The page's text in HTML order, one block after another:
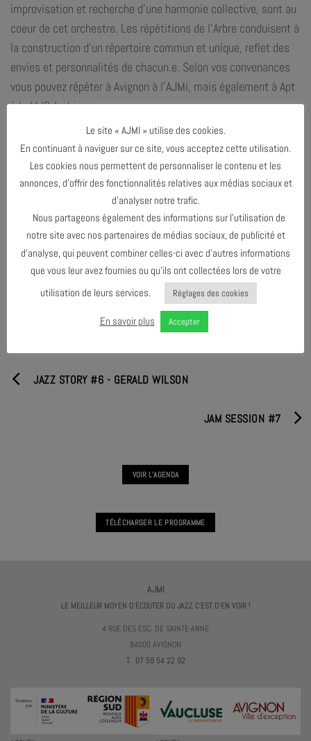
improvisation et recherche d’une harmonie collective, sont au
coeur de cet orchestre. Les répétitions de l’Arbre conduisent à
la construction d’un répertoire commun et unique, reflet des
envies et personnalités de chacun.e. Selon vos convenances
vous pouvez répéter à Avignon à l’AJMi, mais également à Apt
à la MJC Archipop.
Tarif : 75€ pour le semestre
Inscription aux ateliers de l’AJMi : info@ajmi.fr —
07.59.54.22.92
PARTAGER & COMMENTER
JAZZ STORY #6 - GERALD WILSON
JAM SESSION #7
VOIR L'AGENDA
TÉLÉCHARGER LE PROGRAMME
AJMI
LE MEILLEUR MOYEN D'ÉCOUTER DU JAZZ C'EST D'EN VOIR !
4 RUE DES ESC. DE SAINTE-ANNE
84000 AVIGNON
T. 07 59 54 22 92
Le site « AJMI » utilise des cookies.
En continuant à naviguer sur ce site, vous acceptez cette utilisation.
Les cookies nous permettent de personnaliser le contenu et les
annonces, d’offrir des fonctionnalités relatives aux médias sociaux et
d’analyser notre trafic.
Nous partageons également des informations sur l’utilisation de
notre site avec nos partenaires de médias sociaux, de publicité et
d’analyse, qui peuvent combiner celles-ci avec d’autres informations
que vous leur avez fournies ou qu’ils ont collectées lors de votre
utilisation de leurs services.
Réglages des cookies
En savoir plus Accepter